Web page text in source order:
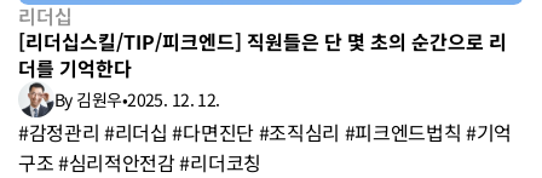
리더십
[리더십스킬/TIP/피크엔드] 직원들은 단 몇 초의 순간으로 리
더를 기억한다
By 김원우•2025. 12. 12.
#감정관리 #리더십 #다면진단 #조직심리 #피크엔드법칙 #기억
구조 #심리적안전감 #리더코칭